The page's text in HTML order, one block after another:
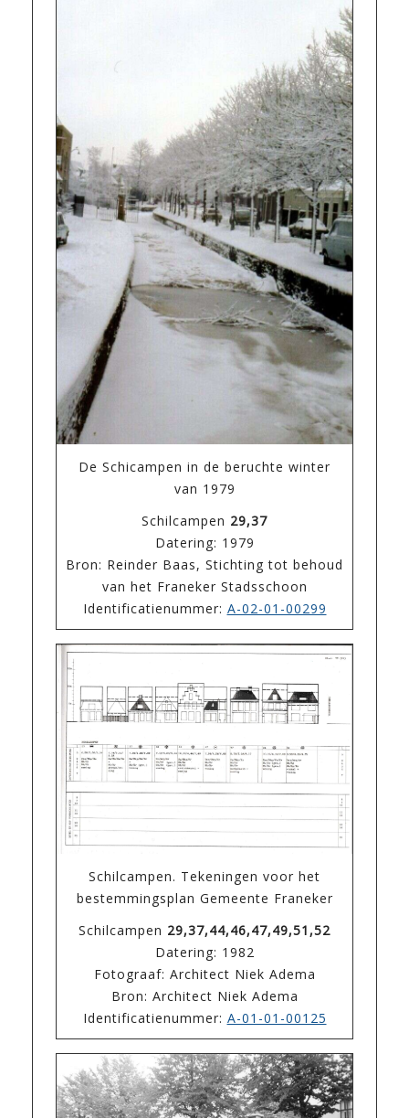
De Schicampen in de beruchte winter
van 1979
Schilcampen 29,37
Datering: 1979
Bron: Reinder Baas, Stichting tot behoud
van het Franeker Stadsschoon
Identificatienummer: A-02-01-00299
Schilcampen. Tekeningen voor het
bestemmingsplan Gemeente Franeker
Schilcampen 29,37,44,46,47,49,51,52
Datering: 1982
Fotograaf: Architect Niek Adema
Bron: Architect Niek Adema
Identificatienummer: A-01-01-00125